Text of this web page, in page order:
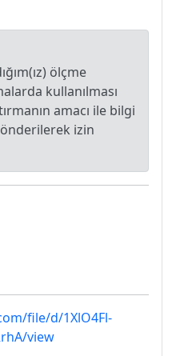
ölçme
kullanılması
amacı ile bilgi
izin
file/d/1XlO4Fl-
view